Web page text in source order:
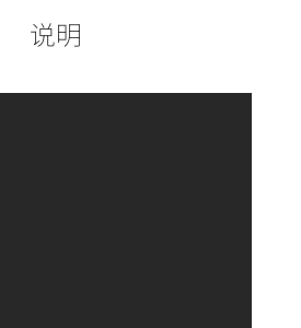
说明